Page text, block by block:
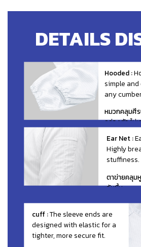
DETAILS
Hooded :
simple
any
หมวกคลุมศี
คล่องตัว ไม่เ
Ear Net :
Highly
stuffiness.
ตาข่ายคลุม
อับชื้น
cuff :The sleeve ends are
designed with elastic for a
tighter, more secure fit.